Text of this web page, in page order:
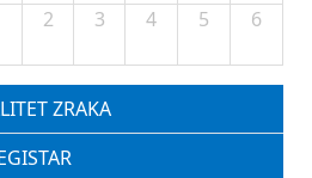
2 3 4 5 6
ZRAKA